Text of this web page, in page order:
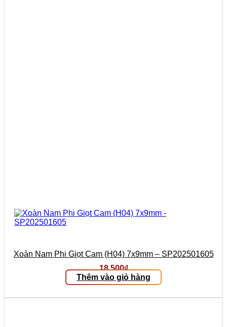
Xoàn Nam Phi Giọt Cam (H04) 7x9mm – SP202501605
18.500₫
Thêm vào giỏ hàng